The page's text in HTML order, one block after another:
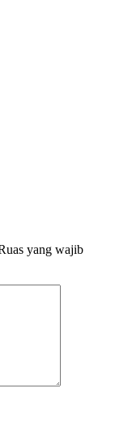
yang wajib